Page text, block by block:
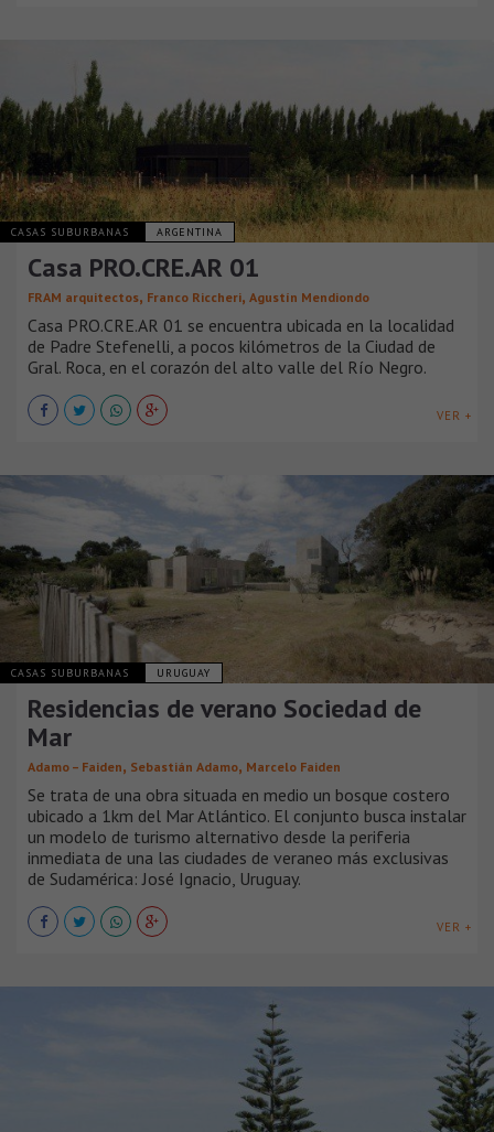
CASAS SUBURBANAS ARGENTINA
Casa PRO.CRE.AR 01
FRAM arquitectos, Franco Riccheri, Agustín Mendiondo
Casa PRO.CRE.AR 01 se encuentra ubicada en la localidad
de Padre Stefenelli, a pocos kilómetros de la Ciudad de
Gral. Roca, en el corazón del alto valle del Río Negro.
VER +
CASAS SUBURBANAS URUGUAY
Residencias de verano Sociedad de
Mar
Adamo – Faiden, Sebastián Adamo, Marcelo Faiden
Se trata de una obra situada en medio un bosque costero
ubicado a 1km del Mar Atlántico. El conjunto busca instalar
un modelo de turismo alternativo desde la periferia
inmediata de una las ciudades de veraneo más exclusivas
de Sudamérica: José Ignacio, Uruguay.
VER +